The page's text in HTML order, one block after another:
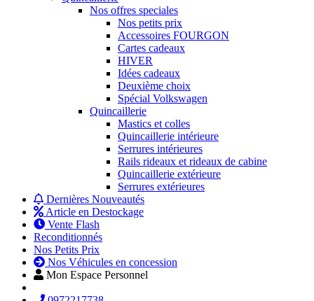
Nos offres speciales
Nos petits prix
Accessoires FOURGON
Cartes cadeaux
HIVER
Idées cadeaux
Deuxième choix
Spécial Volkswagen
Quincaillerie
Mastics et colles
Quincaillerie intérieure
Serrures intérieures
Rails rideaux et rideaux de cabine
Quincaillerie extérieure
Serrures extérieures
Dernières Nouveautés
Article en Destockage
Vente Flash
Reconditionnés
Nos Petits Prix
Nos Véhicules en concession
Mon Espace Personnel